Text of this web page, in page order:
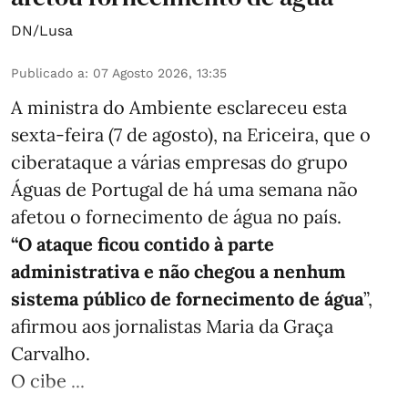
DN/Lusa
Publicado a: 07 Agosto 2026, 13:35
A ministra do Ambiente esclareceu esta
sexta-feira (7 de agosto), na Ericeira, que o
ciberataque a várias empresas do grupo
Águas de Portugal de há uma semana não
afetou o fornecimento de água no país.
“O ataque ficou contido à parte
administrativa e não chegou a nenhum
sistema público de fornecimento de água”,
afirmou aos jornalistas Maria da Graça
Carvalho.
O cibe ...